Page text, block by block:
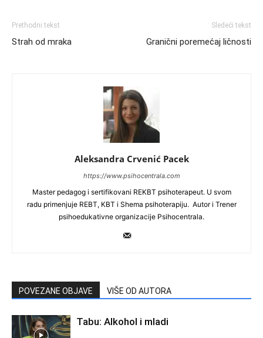
Prethodni tekst
Strah od mraka
Sledeći tekst
Granični poremećaj ličnosti
Aleksandra Crvenić Pacek
https://www.psihocentrala.com
Master pedagog i sertifikovani REKBT psihoterapeut. U svom
radu primenjuje REBT, KBT i Shema psihoterapiju. Autor i Trener
psihoedukativne organizacije Psihocentrala.
POVEZANE OBJAVE VIŠE OD AUTORA
Tabu: Alkohol i mladi